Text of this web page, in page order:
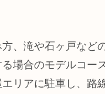
、滝や石ヶ戸など
場合のモデルコー
リアに駐車し、路